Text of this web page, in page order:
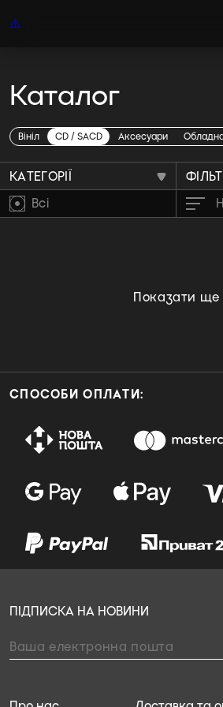
Каталог
Вініл CD / SACD Аксесуари
Post Rock
КАТЕГОРІЇ
Всі
Показати ще
СПОСОБИ ОПЛАТИ:
ПІДПИСКА НА НОВИНИ